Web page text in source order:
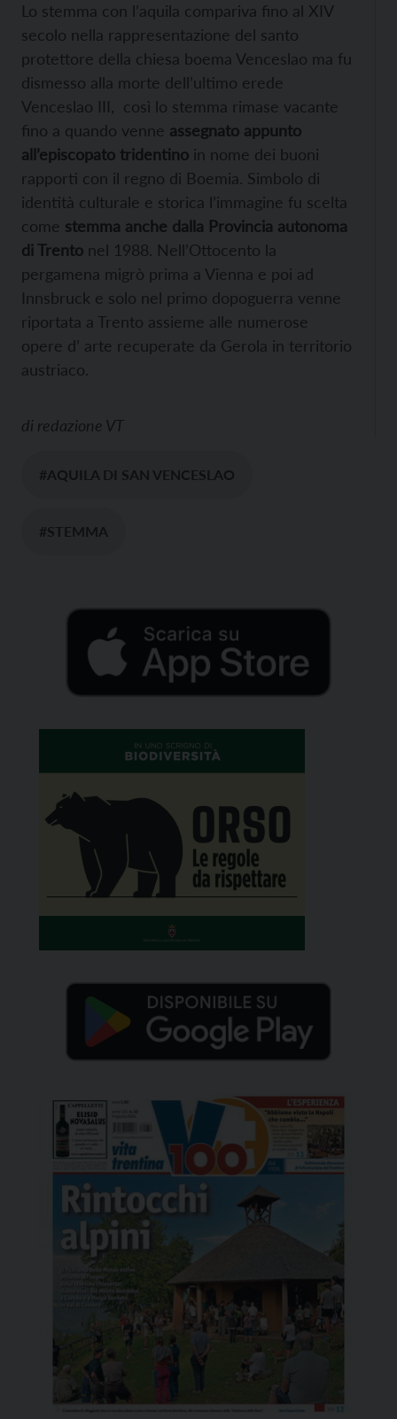
Lo stemma con l’aquila compariva fino al XIV
secolo nella rappresentazione del santo
protettore della chiesa boema Venceslao ma fu
dismesso alla morte dell’ultimo erede
Venceslao III, così lo stemma rimase vacante
fino a quando venne assegnato appunto
all’episcopato tridentino in nome dei buoni
rapporti con il regno di Boemia. Simbolo di
identità culturale e storica l’immagine fu scelta
come stemma anche dalla Provincia autonoma
di Trento nel 1988. Nell’Ottocento la
pergamena migrò prima a Vienna e poi ad
Innsbruck e solo nel primo dopoguerra venne
riportata a Trento assieme alle numerose
opere d’ arte recuperate da Gerola in territorio
austriaco.
di redazione VT
#AQUILA DI SAN VENCESLAO
#STEMMA